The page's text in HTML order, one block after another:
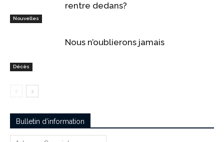
Nouvelles
rentre dedans?
Décès
Nous n’oublierons jamais
Bulletin d’information